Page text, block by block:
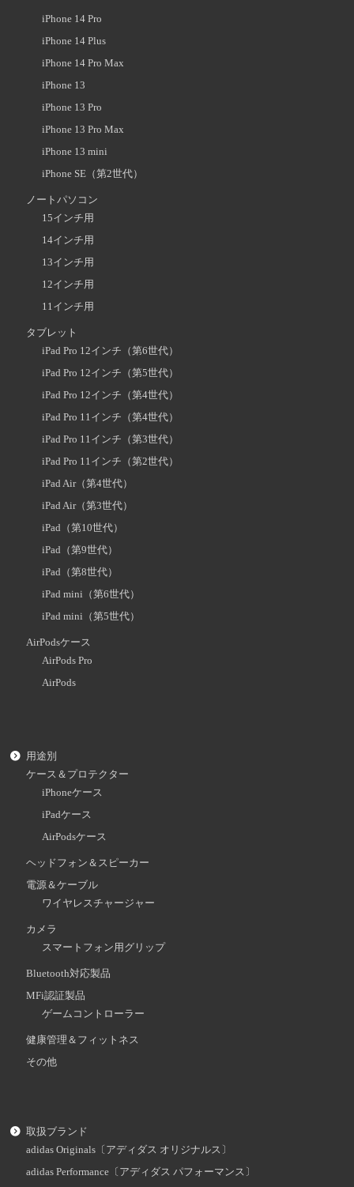
iPhone 14 Pro
iPhone 14 Plus
iPhone 14 Pro Max
iPhone 13
iPhone 13 Pro
iPhone 13 Pro Max
iPhone 13 mini
iPhone SE（第2世代）
ノートパソコン
15インチ用
14インチ用
13インチ用
12インチ用
11インチ用
タブレット
iPad Pro 12インチ（第6世代）
iPad Pro 12インチ（第5世代）
iPad Pro 12インチ（第4世代）
iPad Pro 11インチ（第4世代）
iPad Pro 11インチ（第3世代）
iPad Pro 11インチ（第2世代）
iPad Air（第4世代）
iPad Air（第3世代）
iPad（第10世代）
iPad（第9世代）
iPad（第8世代）
iPad mini（第6世代）
iPad mini（第5世代）
AirPodsケース
AirPods Pro
AirPods
用途別
ケース＆プロテクター
iPhoneケース
iPadケース
AirPodsケース
ヘッドフォン＆スピーカー
電源＆ケーブル
ワイヤレスチャージャー
カメラ
スマートフォン用グリップ
Bluetooth対応製品
MFi認証製品
ゲームコントローラー
健康管理＆フィットネス
その他
取扱ブランド
adidas Originals〔アディダス オリジナルス〕
adidas Performance〔アディダス パフォーマンス〕